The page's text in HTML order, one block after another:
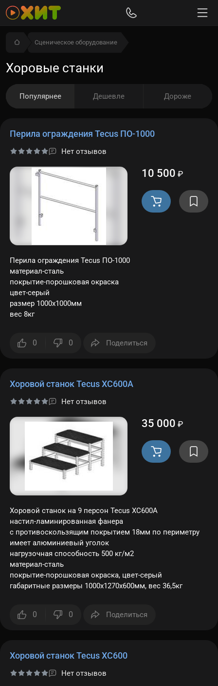
Сценическое оборудование
Хоровые станки
Популярнее Дешевле Дороже
Перила ограждения Tecus ПО-1000
Нет отзывов
10 500 ₽
Перила ограждения Tecus ПО-1000
материал-сталь
покрытие-порошковая окраска
цвет-серый
размер 1000х1000мм
вес 8кг
0 0 Поделиться
Хоровой станок Tecus ХС600A
Нет отзывов
35 000 ₽
Хоровой станок на 9 персон Tecus ХС600A
настил-ламинированная фанера
с противоскользящим покрытием 18мм по периметру
имеет алюминиевый уголок
нагрузочная способность 500 кг/м2
материал-сталь
покрытие-порошковая окраска, цвет-серый
габаритные размеры 1000х1270х600мм, вес 36,5кг
0 0 Поделиться
Хоровой станок Tecus ХС600
Нет отзывов